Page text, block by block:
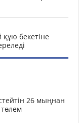
бекетіне
26 мыңнан